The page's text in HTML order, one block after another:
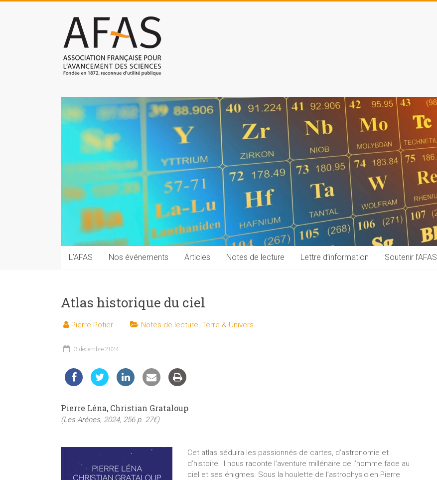
Association
française
pour
des
sciences
(AFAS)
Promouvoir
les
sciences
et
techniques
du
public
L’AFAS Nos événements Articles Notes de lecture Lettre d’information Soutenir l’AFAS
Atlas historique du ciel
Pierre Potier Notes de lecture, Terre & Univers
3 décembre 2024
Pierre Léna, Christian Grataloup
(Les Arènes, 2024, 256 p. 27€)
Cet atlas séduira les passionnés de cartes, d’astronomie et
d’histoire. Il nous raconte l’aventure millénaire de l’homme face au
ciel et ses énigmes. Sous la houlette de l’astrophysicien Pierre